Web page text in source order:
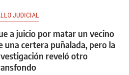
JUDICIAL
a juicio por matar un vecino
una certera puñalada, pero la
reveló otro